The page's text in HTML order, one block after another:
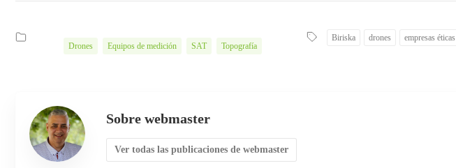
Drones Equipos de medición SAT Topografía
Biriska drones empresas éticas
Sobre webmaster
Ver todas las publicaciones de webmaster